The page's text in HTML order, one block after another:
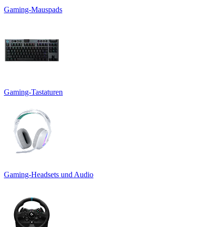
Gaming-Mauspads
Gaming-Tastaturen
Gaming-Headsets und Audio